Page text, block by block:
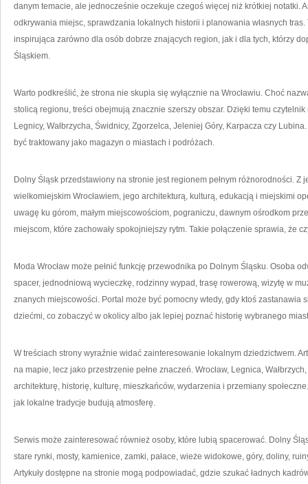
danym temacie, ale jednocześnie oczekuje czegoś więcej niż krótkiej notatki.
odkrywania miejsc, sprawdzania lokalnych historii i planowania własnych
inspirująca zarówno dla osób dobrze znających region, jak i dla tych, którzy
Śląskiem.
Warto podkreślić, że strona nie skupia się wyłącznie na Wrocławiu. Choć
stolicą regionu, treści obejmują znacznie szerszy obszar. Dzięki temu czytelnik
Legnicy, Wałbrzycha, Świdnicy, Zgorzelca, Jeleniej Góry, Karpacza czy
być traktowany jako magazyn o miastach i podróżach.
Dolny Śląsk przedstawiony na stronie jest regionem pełnym różnorodności.
wielkomiejskim Wrocławiem, jego architekturą, kulturą, edukacją i miejskimi
uwagę ku górom, małym miejscowościom, pograniczu, dawnym ośrodkom
miejscom, które zachowały spokojniejszy rytm. Takie połączenie sprawia, że
Moda Wrocław może pełnić funkcję przewodnika po Dolnym Śląsku. Osoba
spacer, jednodniową wycieczkę, rodzinny wypad, trasę rowerową, wizytę w
znanych miejscowości. Portal może być pomocny wtedy, gdy ktoś zastanawia
dziećmi, co zobaczyć w okolicy albo jak lepiej poznać historię wybranego
W treściach strony wyraźnie widać zainteresowanie lokalnym dziedzictwem.
na mapie, lecz jako przestrzenie pełne znaczeń. Wrocław, Legnica,
architekturę, historię, kulturę, mieszkańców, wydarzenia i przemiany
jak lokalne tradycje budują atmosferę.
Serwis może zainteresować również osoby, które lubią spacerować. Dolny
stare rynki, mosty, kamienice, zamki, pałace, wieże widokowe, góry, doliny,
Artykuły dostępne na stronie mogą podpowiadać, gdzie szukać ładnych